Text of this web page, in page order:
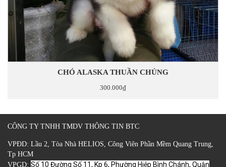
CHÓ ALASKA THUẦN CHỦNG
300.000₫
CÔNG TY TNHH TMDV THÔNG TIN BTC
VPĐD: Lầu 2, Tòa Nhà HELIOS, Công Viên Phần Mềm Quang Trung,
Tp HCM
VPGD: Số 10 Đường Số 11, Kp 6, Phường Hiệp Bình Chánh, Quận